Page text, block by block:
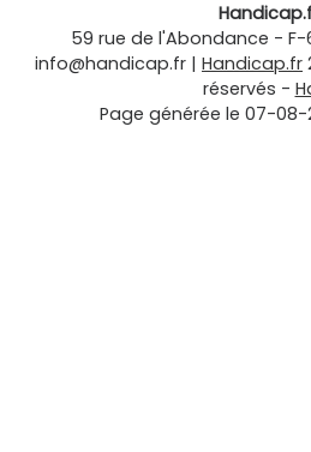
59 rue de l'Abondance - F-
info@handicap.fr | Handicap.fr
réservés -
Page générée le 07-08-